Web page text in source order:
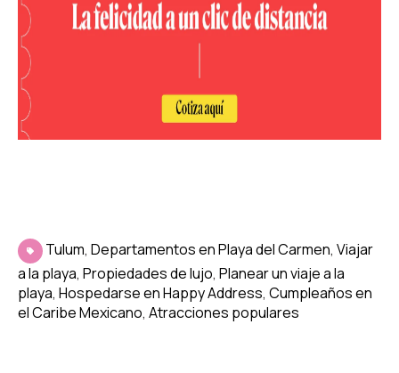
Tulum, Departamentos en Playa del Carmen, Viajar
a la playa, Propiedades de lujo, Planear un viaje a la
playa, Hospedarse en Happy Address, Cumpleaños en
el Caribe Mexicano, Atracciones populares